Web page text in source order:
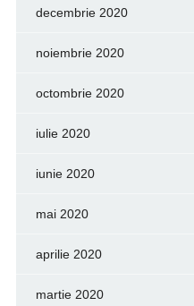
decembrie 2020
noiembrie 2020
octombrie 2020
iulie 2020
iunie 2020
mai 2020
aprilie 2020
martie 2020